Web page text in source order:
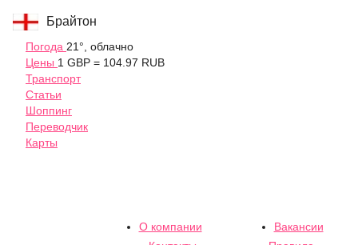
Брайтон
Погода 21°, облачно
Цены 1 GBP = 104.97 RUB
Транспорт
Статьи
Шоппинг
Переводчик
Карты
О компании
Вакансии